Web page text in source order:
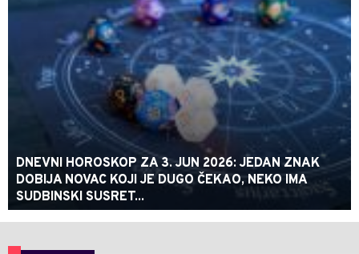
DNEVNI HOROSKOP ZA 3. JUN 2026: JEDAN ZNAK
DOBIJA NOVAC KOJI JE DUGO ČEKAO, NEKO IMA
SUDBINSKI SUSRET...